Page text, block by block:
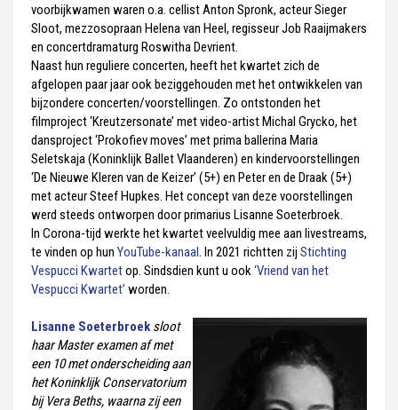
voorbijkwamen waren o.a. cellist Anton Spronk, acteur Sieger
Sloot, mezzosopraan Helena van Heel, regisseur Job Raaijmakers
en concertdramaturg Roswitha Devrient.
Naast hun reguliere concerten, heeft het kwartet zich de
afgelopen paar jaar ook beziggehouden met het ontwikkelen van
bijzondere concerten/voorstellingen. Zo ontstonden het
filmproject ‘Kreutzersonate’ met video-artist Michal Grycko, het
dansproject ‘Prokofiev moves’ met prima ballerina Maria
Seletskaja (Koninklijk Ballet Vlaanderen) en kindervoorstellingen
‘De Nieuwe Kleren van de Keizer’ (5+) en Peter en de Draak (5+)
met acteur Steef Hupkes. Het concept van deze voorstellingen
werd steeds ontworpen door primarius Lisanne Soeterbroek.
In Corona-tijd werkte het kwartet veelvuldig mee aan livestreams,
te vinden op hun YouTube-kanaal. In 2021 richtten zij Stichting
Vespucci Kwartetop. Sindsdien kunt u ook‘Vriend van het
Vespucci Kwartet’ worden.
Lisanne Soeterbroek sloot
haar Master examen af met
een 10 met onderscheiding aan
het Koninklijk Conservatorium
bij Vera Beths, waarna zij een